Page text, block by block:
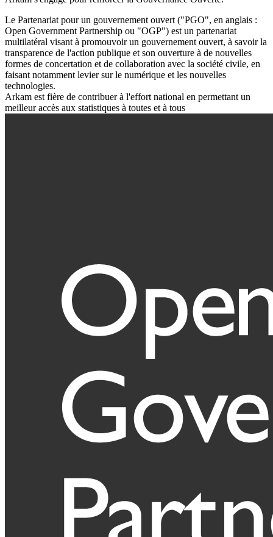
Le Partenariat pour un gouvernement ouvert ("PGO", en anglais :
Open Government Partnership ou "OGP") est un partenariat
multilatéral visant à promouvoir un gouvernement ouvert, à savoir la
transparence de l'action publique et son ouverture à de nouvelles
formes de concertation et de collaboration avec la société civile, en
faisant notamment levier sur le numérique et les nouvelles
technologies.
Arkam est fière de contribuer à l'effort national en permettant un
meilleur accès aux statistiques à toutes et à tous